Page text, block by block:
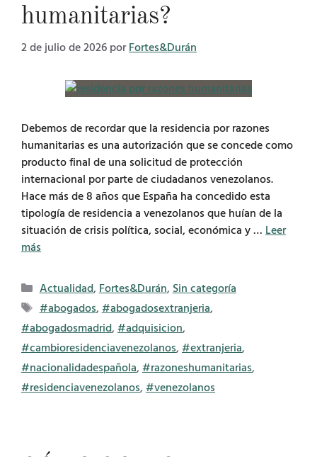
humanitarias?
2 de julio de 2026 porFortes&Durán
Debemos de recordar que la residencia por razones
humanitarias es una autorización que se concede como
producto final de una solicitud de protección
internacional por parte de ciudadanos venezolanos.
Hace más de 8 años que España ha concedido esta
tipología de residencia a venezolanos que huían de la
situación de crisis política, social, económica y … Leer
más
Categorías
Actualidad, Fortes&Durán, Sin categoría
Etiquetas
#abogados, #abogadosextranjeria,
#abogadosmadrid, #adquisicion,
#cambioresidenciavenezolanos, #extranjeria,
#nacionalidadespañola, #razoneshumanitarias,
#residenciavenezolanos, #venezolanos